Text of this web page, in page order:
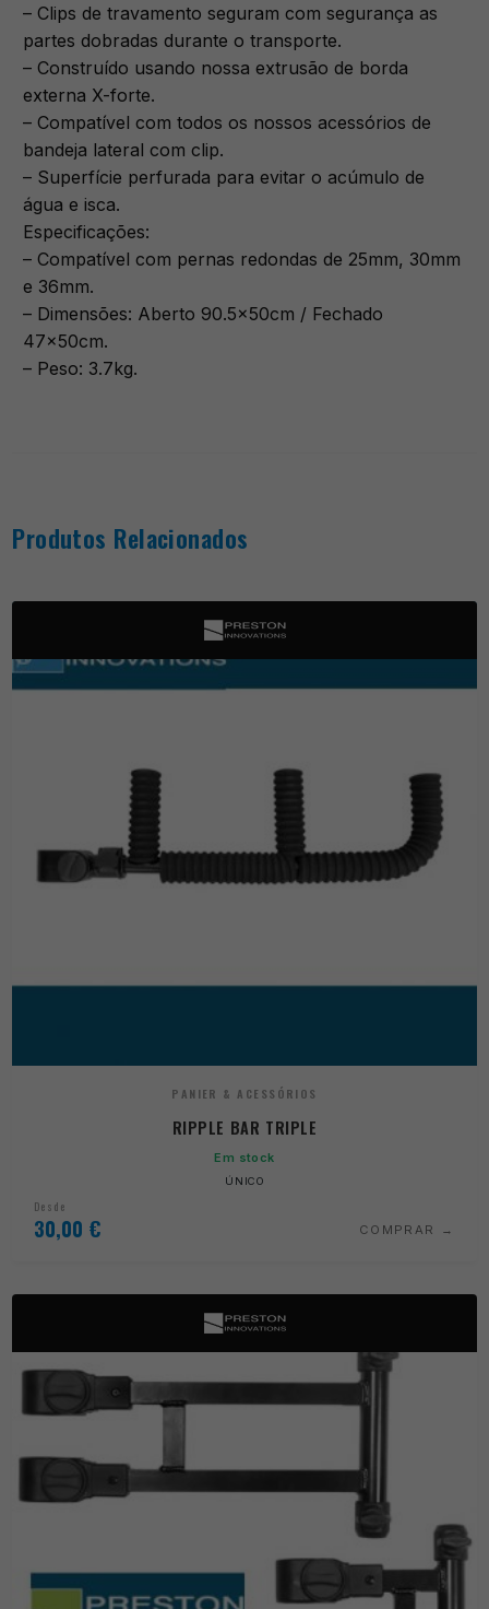
– Clips de travamento seguram com segurança as
partes dobradas durante o transporte.
– Construído usando nossa extrusão de borda
externa X-forte.
– Compatível com todos os nossos acessórios de
bandeja lateral com clip.
– Superfície perfurada para evitar o acúmulo de
água e isca.
Especificações:
– Compatível com pernas redondas de 25mm, 30mm
e 36mm.
– Dimensões: Aberto 90.5x50cm / Fechado
47x50cm.
– Peso: 3.7kg.
Produtos Relacionados
PANIER & ACESSÓRIOS
RIPPLE BAR TRIPLE
Em stock
ÚNICO
Desde
30,00 € COMPRAR